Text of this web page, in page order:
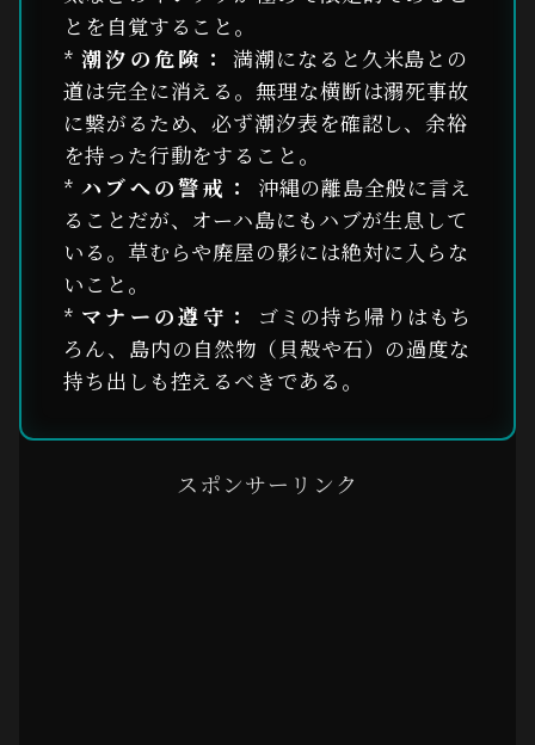
とを自覚すること。
* 潮汐の危険： 満潮になると久米島との
道は完全に消える。無理な横断は溺死事故
に繋がるため、必ず潮汐表を確認し、余裕
を持った行動をすること。
* ハブへの警戒：
沖縄の離島全般に言え
ることだが、オーハ島にもハブが生息して
いる。草むらや廃屋の影には絶対に入らな
いこと。
* マナーの遵守：
ゴミの持ち帰りはもち
ろん、島内の自然物（貝殻や石）の過度な
持ち出しも控えるべきである。
スポンサーリンク